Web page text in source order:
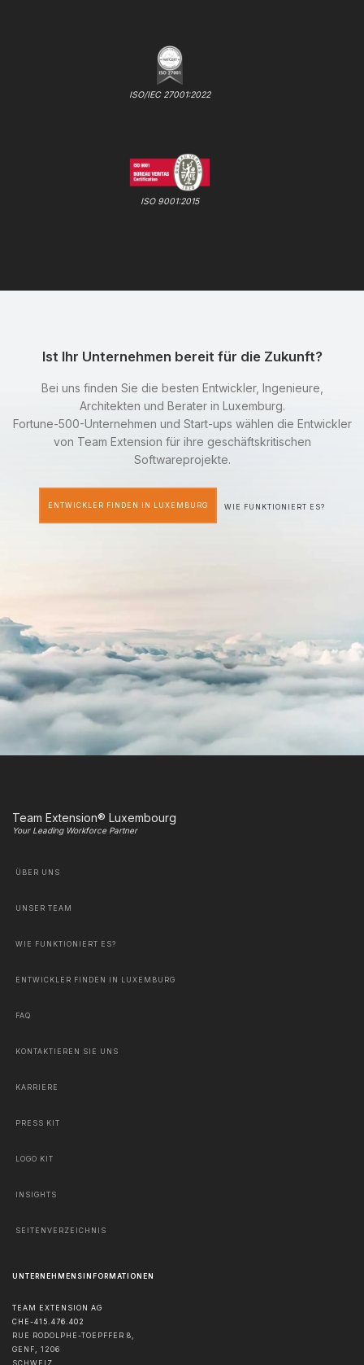
ISO/IEC 27001:2022
ISO 9001:2015
Ist Ihr Unternehmen bereit für die Zukunft?
Bei uns finden Sie die besten Entwickler, Ingenieure,
Architekten und Berater in Luxemburg.
Fortune-500-Unternehmen und Start-ups wählen die Entwickler
von Team Extension für ihre geschäftskritischen
Softwareprojekte.
ENTWICKLER FINDEN IN LUXEMBURG WIE FUNKTIONIERT ES?
Team Extension® Luxembourg
Your Leading Workforce Partner
ÜBER UNS
UNSER TEAM
WIE FUNKTIONIERT ES?
ENTWICKLER FINDEN IN LUXEMBURG
FAQ
KONTAKTIEREN SIE UNS
KARRIERE
PRESS KIT
LOGO KIT
INSIGHTS
SEITENVERZEICHNIS
UNTERNEHMENSINFORMATIONEN
TEAM EXTENSION AG
CHE-415.476.402
RUE RODOLPHE-TOEPFFER 8,
GENF, 1206